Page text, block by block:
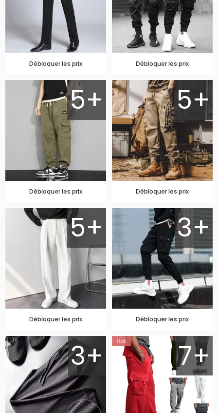
Débloquer les prix Débloquer les prix
5+
Débloquer les prix
5+
Débloquer les prix
5+
Débloquer les prix
3+
Débloquer les prix
3+ 7+